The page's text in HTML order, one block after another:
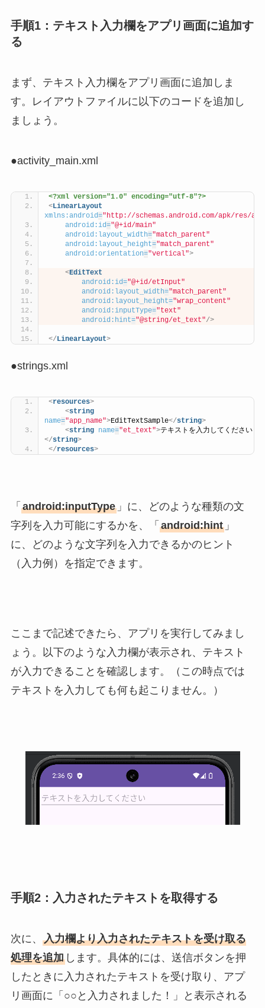
手順1：テキスト入力欄をアプリ画面に追加す
る
まず、テキスト入力欄をアプリ画面に追加しま
す。レイアウトファイルに以下のコードを追加し
ましょう。
●activity_main.xml
<?xml version="1.0" encoding="utf-8"?>
<LinearLayout
xmlns:android="http://schemas.android.com/apk/res/
android:id="@+id/main"
android:layout_width="match_parent"
android:layout_height="match_parent"
android:orientation="vertical">
<EditText
android:id="@+id/etInput"
android:layout_width="match_parent"
android:layout_height="wrap_content"
android:inputType="text"
android:hint="@string/et_text"/>
</LinearLayout>
●strings.xml
<resources>
<string
name="app_name">EditTextSample</string>
<string name="et_text">テキストを入力してください
</string>
</resources>
「 android:inputType」に、どのような種類の文
字列を入力可能にするかを、「 android:hint」
に、どのような文字列を入力できるかのヒント
（入力例）を指定できます。
ここまで記述できたら、アプリを実行してみまし
ょう。以下のような入力欄が表示され、テキスト
が入力できることを確認します。（この時点では
テキストを入力しても何も起こりません。）
手順2：入力されたテキストを取得する
次に、 入力欄より入力されたテキストを受け取る
処理を追加します。具体的には、送信ボタンを押
したときに入力されたテキストを受け取り、アプ
リ画面に「○○と入力されました！」と表示される